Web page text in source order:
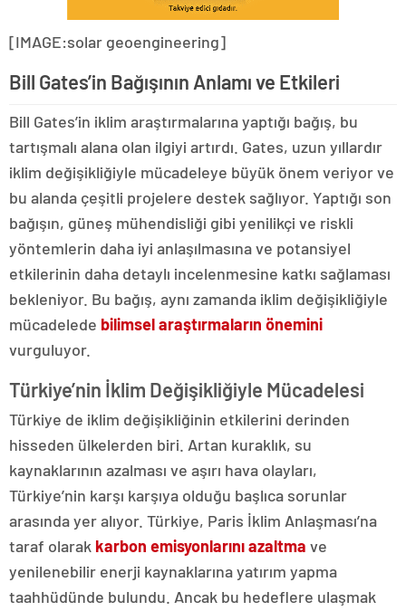
[IMAGE:solar geoengineering]
Bill Gates’in Bağışının Anlamı ve Etkileri
Bill Gates’in iklim araştırmalarına yaptığı bağış, bu
tartışmalı alana olan ilgiyi artırdı. Gates, uzun yıllardır
iklim değişikliğiyle mücadeleye büyük önem veriyor ve
bu alanda çeşitli projelere destek sağlıyor. Yaptığı son
bağışın, güneş mühendisliği gibi yenilikçi ve riskli
yöntemlerin daha iyi anlaşılmasına ve potansiyel
etkilerinin daha detaylı incelenmesine katkı sağlaması
bekleniyor. Bu bağış, aynı zamanda iklim değişikliğiyle
mücadelede bilimsel araştırmaların önemini
vurguluyor.
Türkiye’nin İklim Değişikliğiyle Mücadelesi
Türkiye de iklim değişikliğinin etkilerini derinden
hisseden ülkelerden biri. Artan kuraklık, su
kaynaklarının azalması ve aşırı hava olayları,
Türkiye’nin karşı karşıya olduğu başlıca sorunlar
arasında yer alıyor. Türkiye, Paris İklim Anlaşması’na
taraf olarak karbon emisyonlarını azaltma ve
yenilenebilir enerji kaynaklarına yatırım yapma
taahhüdünde bulundu. Ancak bu hedeflere ulaşmak